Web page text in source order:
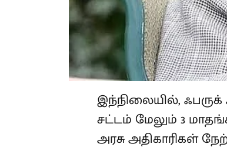
இந்நிலையில்,
பாதுகாப்பு சட்டம்
ஸ்ரீநகரில் உள்ள அரசு